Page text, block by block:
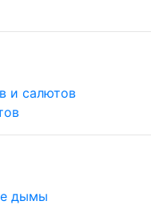
и салютов
дымы